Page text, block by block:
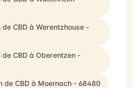
CBD à Werentzhouse -
CBD à Oberentzen -
de CBD à Moernach - 68480